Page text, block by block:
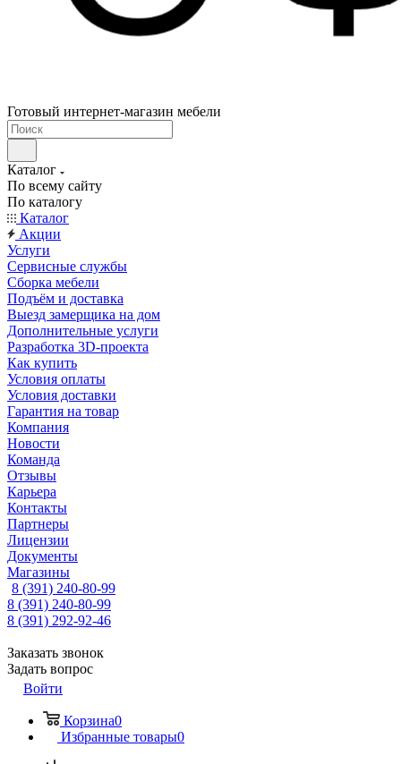
Готовый интернет-магазин мебели
Каталог
По всему сайту
По каталогу
Каталог
Акции
Услуги
Сервисные службы
Сборка мебели
Подъём и доставка
Выезд замерщика на дом
Дополнительные услуги
Разработка 3D-проекта
Как купить
Условия оплаты
Условия доставки
Гарантия на товар
Компания
Новости
Команда
Отзывы
Карьера
Контакты
Партнеры
Лицензии
Документы
Магазины
8 (391) 240-80-99
8 (391) 240-80-99
8 (391) 292-92-46
Заказать звонок
Задать вопрос
Войти
Корзина0
Избранные товары0